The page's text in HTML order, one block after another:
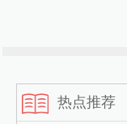
热点推荐